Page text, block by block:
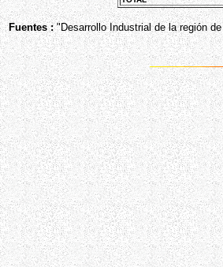
Fuentes : "Desarrollo Industrial de la región